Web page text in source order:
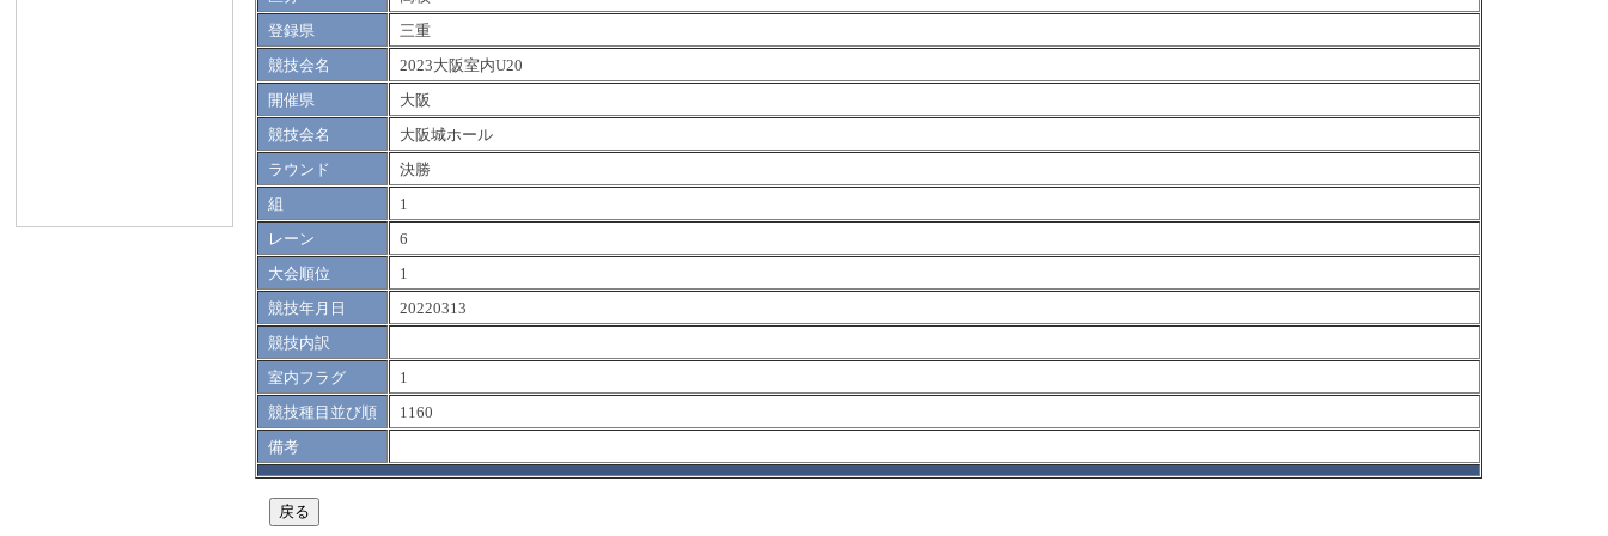
登録県
三重
競技会名
2023大阪室内U20
開催県
大阪
競技会名
大阪城ホール
ラウンド
決勝
組
1
レーン
6
大会順位
1
競技年月日
20220313
競技内訳
室内フラグ
1
競技種目並び順
1160
備考